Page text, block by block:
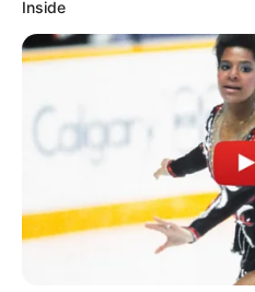
Ο
Inside